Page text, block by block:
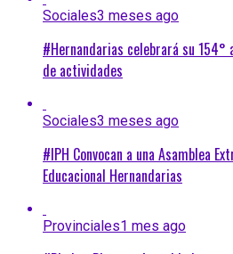
Sociales3 meses ago
#Hernandarias celebrará su 154°
de actividades
Sociales3 meses ago
#IPH Convocan a una Asamblea
Educacional Hernandarias
Provinciales1 mes ago